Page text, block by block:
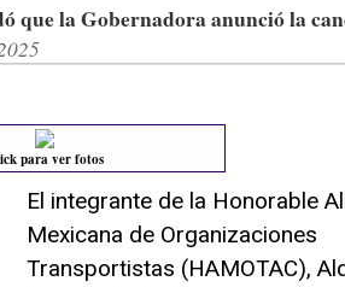
la Gobernadora anunció la
para ver fotos
El integrante de la Honorable
Mexicana de Organizaciones
Transportistas (HAMOTAC),